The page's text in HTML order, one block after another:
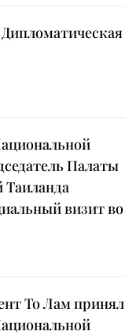
Палаты
Таиланда
визит во
То Лам принял